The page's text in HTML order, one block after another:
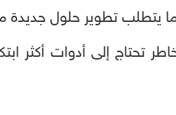
يتطلب تطوير حلول
تحتاج إلى أدوات أكثر